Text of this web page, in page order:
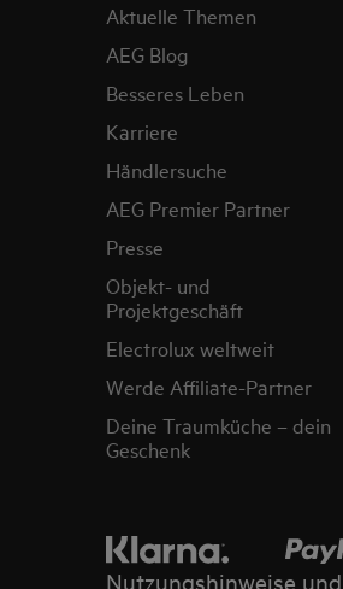
Aktuelle Themen
AEG Blog
Besseres Leben
Karriere
Händlersuche
AEG Premier Partner
Presse
Objekt- und
Projektgeschäft
Electrolux weltweit
Werde Affiliate-Partner
Deine Traumküche – dein
Geschenk
Nutzungshinweise